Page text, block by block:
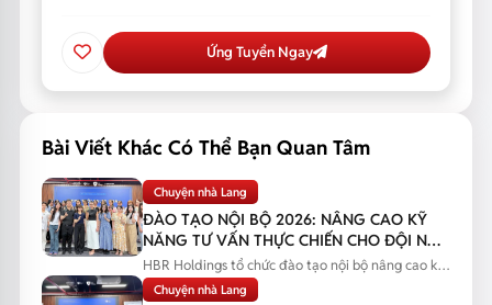
Ứng Tuyển Ngay
Bài Viết Khác Có Thể Bạn Quan Tâm
Chuyện nhà Lang
ĐÀO TẠO NỘI BỘ 2026: NÂNG CAO KỸ
NĂNG TƯ VẤN THỰC CHIẾN CHO ĐỘI NGŨ
SALES
HBR Holdings tổ chức đào tạo nội bộ nâng cao kỹ
năng tư vấn thực chiến...
Chuyện nhà Lang